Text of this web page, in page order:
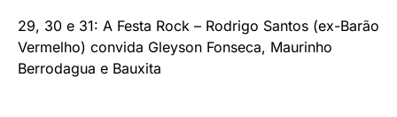
29, 30 e 31: A Festa Rock – Rodrigo Santos (ex-Barão
Vermelho) convida Gleyson Fonseca, Maurinho
Berrodagua e Bauxita